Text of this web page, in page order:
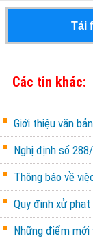
Tải
Các tin khác:
Giới thiệu văn
Nghị định số
Thông báo về
Quy định xử
Những điểm